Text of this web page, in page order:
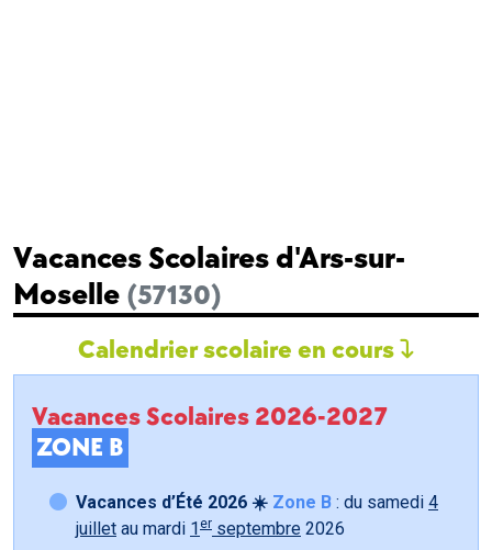
Vacances Scolaires d'Ars-sur-
Moselle (57130)
Calendrier scolaire en cours
Vacances Scolaires 2026-2027
ZONE B
Vacances d’Été 2026 ☀️ Zone B : du samedi 4
juillet au mardi 1 er septembre 2026